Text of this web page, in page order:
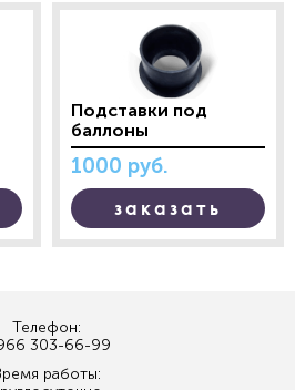
Подставки под
баллоны
1000 руб.
заказать
Телефон:
303-66-99
работы: